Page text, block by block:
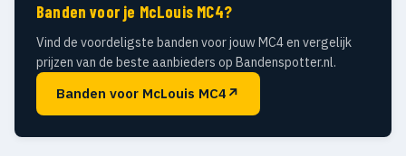
Banden voor je McLouis MC4?
Vind de voordeligste banden voor jouw MC4 en vergelijk
prijzen van de beste aanbieders op Bandenspotter.nl.
Banden voor McLouis MC4 ↗